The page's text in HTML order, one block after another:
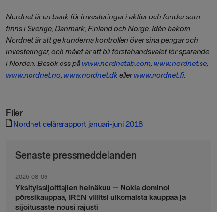
Nordnet är en bank för investeringar i aktier och fonder som
finns i Sverige, Danmark, Finland och Norge. Idén bakom
Nordnet är att ge kunderna kontrollen över sina pengar och
investeringar, och målet är att bli förstahandsvalet för sparande
i Norden. Besök oss på www.nordnetab.com, www.nordnet.se,
www.nordnet.no, www.nordnet.dkellerwww.nordnet.fi.
Filer
Nordnet delårsrapport januari-juni 2018
Senaste pressmeddelanden
2026-08-06
Yksityissijoittajien heinäkuu – Nokia dominoi
pörssikauppaa, IREN villitsi ulkomaista kauppaa ja
sijoitusaste nousi rajusti